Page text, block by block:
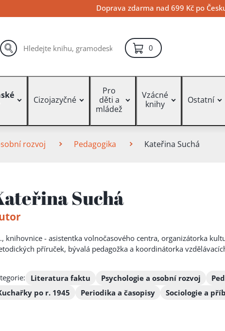
Doprava zdarma nad 699 Kč po
hledat
0položek – košík
Cizojazyčné
Pro
děti a
mládež
Vzácné
knihy
Ostatní
rozvoj Pedagogika Kateřina Suchá
Suchá
knihovnice - asistentka volnočasového centra, organizátorka
příruček, bývalá pedagožka a koordinátorka
Literatura faktu Psychologie a osobní rozvoj
po r. 1945
Periodika a časopisy Sociologie a